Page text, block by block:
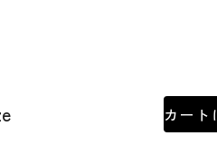
カート